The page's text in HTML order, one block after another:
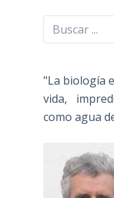
Buscar
"La biología
vida,
como agua